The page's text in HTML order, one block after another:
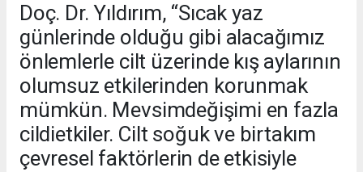
Doç. Dr. Yıldırım, “Sıcak yaz
günlerinde olduğu gibi alacağımız
önlemlerle cilt üzerinde kış aylarının
olumsuz etkilerinden korunmak
mümkün. Mevsimdeğişimi en fazla
cildietkiler. Cilt soğuk ve birtakım
çevresel faktörlerin de etkisiyle